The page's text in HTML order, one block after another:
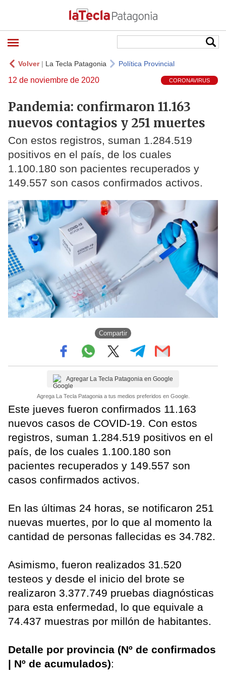
Volver| La Tecla Patagonia Política Provincial
12 de noviembre de 2020 CORONAVIRUS
Pandemia: confirmaron 11.163
nuevos contagios y 251 muertes
Con estos registros, suman 1.284.519
positivos en el país, de los cuales
1.100.180 son pacientes recuperados y
149.557 son casos confirmados activos.
Compartir
Agregar La Tecla Patagonia en Google
Agrega La Tecla Patagonia a tus medios preferidos en Google.
Este jueves fueron confirmados 11.163
nuevos casos de COVID-19. Con estos
registros, suman 1.284.519 positivos en el
país, de los cuales 1.100.180 son
pacientes recuperados y 149.557 son
casos confirmados activos.
En las últimas 24 horas, se notificaron 251
nuevas muertes, por lo que al momento la
cantidad de personas fallecidas es 34.782.
Asimismo, fueron realizados 31.520
testeos y desde el inicio del brote se
realizaron 3.377.749 pruebas diagnósticas
para esta enfermedad, lo que equivale a
74.437 muestras por millón de habitantes.
Detalle por provincia (Nº de confirmados
| Nº de acumulados):